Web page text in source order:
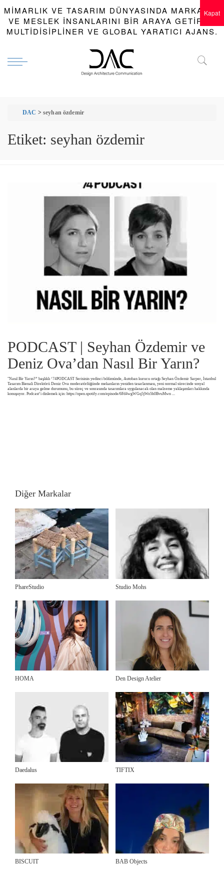
MIMARLIK VE TASARIM DÜNYASINDA MARKALAR
VE MESLEK INSANLARINI BIR ARAYA GETIREN
MULTIDISIPLINER VE GLOBAL YARATICI AJANS.
DAC > seyhan özdemir
Etiket: seyhan özdemir
PODCAST | Seyhan Özdemir ve
Deniz Ova’dan Nasıl Bir Yarın?
"Nasıl Bir Yarın?” başlıklı ‘74PODCAST Serisinin yedinci bölümünde, Autoban kurucu ortağı Seyhan Özdemir Sarper, İstanbul
Tasarım Bienali Direktörü Deniz Ova moderatörlüğünde mekanların yeniden tasarlanması, yeni normal sürecinde sosyal
alanlarda bir araya gelme durumunu, bu süreç ve sonrasında tasarımlara uygulanacak olan malzeme yaklaşımları hakkında
konuşuyor. ⁣Podcast’i dinlemek için: https://open.spotify.com/episode/6Fd4wgWGq5jWo5h0BvuMwn ...
Diğer Markalar
PhareStudio Studio Mohs
HOMA Den Design Atelier
Daedalus TIFTIX
BISCUIT BAB Objects
Kapat